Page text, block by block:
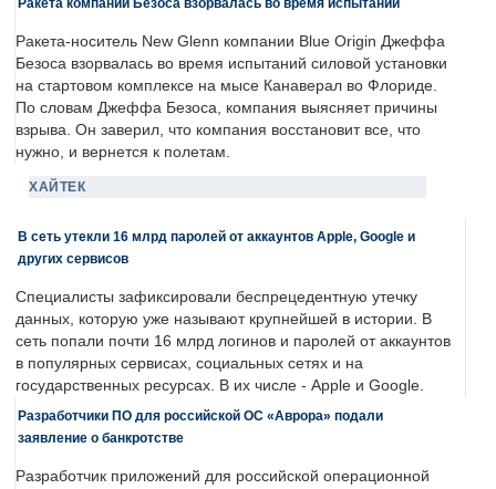
Ракета компании Безоса взорвалась во время испытаний
Ракета-носитель New Glenn компании Blue Origin Джеффа
Безоса взорвалась во время испытаний силовой установки
на стартовом комплексе на мысе Канаверал во Флориде.
По словам Джеффа Безоса, компания выясняет причины
взрыва. Он заверил, что компания восстановит все, что
нужно, и вернется к полетам.
ХАЙТЕК
В сеть утекли 16 млрд паролей от аккаунтов Apple, Google и
других сервисов
Специалисты зафиксировали беспрецедентную утечку
данных, которую уже называют крупнейшей в истории. В
сеть попали почти 16 млрд логинов и паролей от аккаунтов
в популярных сервисах, социальных сетях и на
государственных ресурсах. В их числе - Apple и Google.
Разработчики ПО для российской ОС «Аврора» подали
заявление о банкротстве
Разработчик приложений для российской операционной